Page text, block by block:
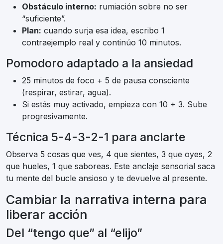
Obstáculo interno: rumiación sobre no ser
“suficiente”.
Plan: cuando surja esa idea, escribo 1
contraejemplo real y continúo 10 minutos.
Pomodoro adaptado a la ansiedad
25 minutos de foco + 5 de pausa consciente
(respirar, estirar, agua).
Si estás muy activado, empieza con 10 + 3. Sube
progresivamente.
Técnica 5-4-3-2-1 para anclarte
Observa 5 cosas que ves, 4 que sientes, 3 que oyes, 2
que hueles, 1 que saboreas. Este anclaje sensorial saca
tu mente del bucle ansioso y te devuelve al presente.
Cambiar la narrativa interna para
liberar acción
Del “tengo que” al “elijo”